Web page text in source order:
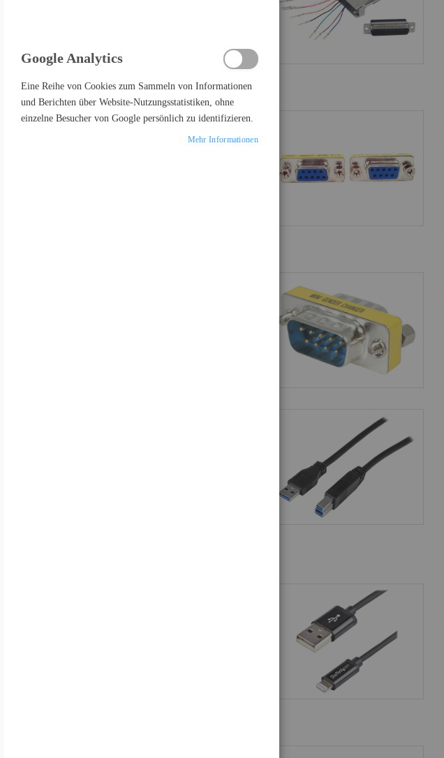
Google Analytics
Eine Reihe von Cookies zum Sammeln von Informationen
und Berichten über Website-Nutzungsstatistiken, ohne
einzelne Besucher von Google persönlich zu identifizieren.
Mehr Informationen